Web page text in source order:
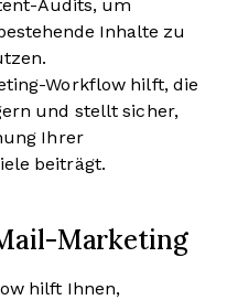
Audits, um
Inhalte zu
Workflow hilft, die
und stellt sicher,
Ihrer
beiträgt.
Marketing
hilft Ihnen,